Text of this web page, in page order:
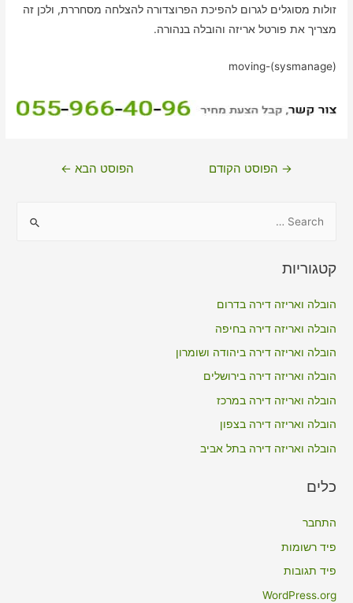
זולות מסוגלים לגרום להפיכת הפרוצדורה להצלחה מסחררת, ולכן זה
מצריך את פורטל אריזה והובלה בנהורה.
moving-(sysmanage)
ניווט→ הפוסט הקודם הפוסט הבא ←
r
o
r
:
קטגוריות
הובלה ואריזה דירה בדרום
הובלה ואריזה דירה בחיפה
הובלה ואריזה דירה ביהודה ושומרון
הובלה ואריזה דירה בירושלים
הובלה ואריזה דירה במרכז
הובלה ואריזה דירה בצפון
הובלה ואריזה דירה בתל אביב
כלים
התחבר
פיד רשומות
פיד תגובות
WordPress.org